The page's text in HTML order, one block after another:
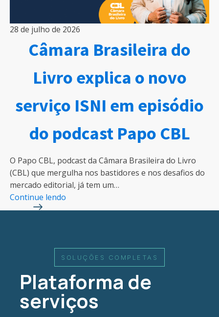
28 de julho de 2026
Câmara Brasileira do
Livro explica o novo
serviço ISNI em episódio
do podcast Papo CBL
O Papo CBL, podcast da Câmara Brasileira do Livro
(CBL) que mergulha nos bastidores e nos desafios do
mercado editorial, já tem um…
Continue lendo
SOLUÇÕES COMPLETAS
Plataforma de
serviços